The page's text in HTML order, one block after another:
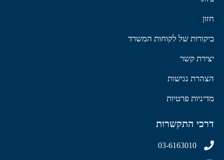
חזון
ביקורות של לקוחות המשרד
יצירת קשר
הצהרת נגישות
מדיניות פרטיות
דרכי התקשרות
03-6163010